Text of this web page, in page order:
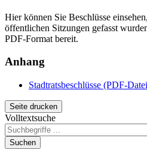
Hier können Sie Beschlüsse
öffentlichen Sitzungen gefasst
PDF-Format bereit.
Anhang
Stadtratsbeschlüsse (PDF-
Seite drucken
Volltextsuche
Suchen